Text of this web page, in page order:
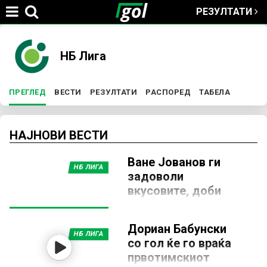
РЕЗУЛТАТИ
You
here
НБ Лига
P
r
ПРЕГЛЕД (ACTIVE TAB)
ВЕСТИ РЕЗУЛТАТИ РАСПОРЕД ТАБЕЛА
НАЈНОВИ ВЕСТИ
НБ ЛИГА
Ване Јованов ги
задоволи
вкусовите, доби
20 ЈУНИ 2026, 20:25
Македонскиот фудбалер
Ване Јованов го продолжи
НБ ЛИГА
Дориан Бабунски
со гол ќе го враќа
првотимскиот